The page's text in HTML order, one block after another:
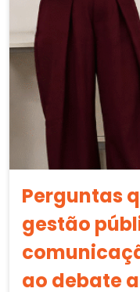
Perguntas
gestão
ao debate